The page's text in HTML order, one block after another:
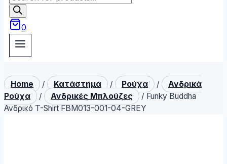
search
0
Home / Κατάστημα / Ρούχα /
Ανδρικά
Ρούχα
/ Ανδρικές Μπλούζες / Funky Buddha
Ανδρικό T-Shirt FBM013-001-04-GREY